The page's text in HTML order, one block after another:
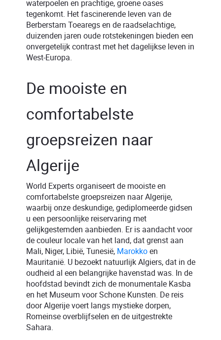
waterpoelen en prachtige, groene oases
tegenkomt. Het fascinerende leven van de
Berberstam Toearegs en de raadselachtige,
duizenden jaren oude rotstekeningen bieden een
onvergetelijk contrast met het dagelijkse leven in
West-Europa.
De mooiste en
comfortabelste
groepsreizen naar
Algerije
World Experts organiseert de mooiste en
comfortabelste groepsreizen naar Algerije,
waarbij onze deskundige, gediplomeerde gidsen
u een persoonlijke reiservaring met
gelijkgestemden aanbieden. Er is aandacht voor
de couleur locale van het land, dat grenst aan
Mali, Niger, Libië, Tunesië, Marokkoen
Mauritanië. U bezoekt natuurlijk Algiers, dat in de
oudheid al een belangrijke havenstad was. In de
hoofdstad bevindt zich de monumentale Kasba
en het Museum voor Schone Kunsten. De reis
door Algerije voert langs mystieke dorpen,
Romeinse overblijfselen en de uitgestrekte
Sahara.